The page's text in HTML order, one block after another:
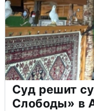
Суд решит
Слободы» в